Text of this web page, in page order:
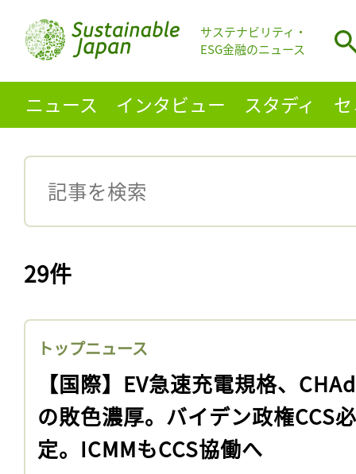
サステナビリティ・
ESG金融のニュース
ニュース インタビュー スタディ
29件
トップニュース
【国際】EV急速充電規格、
の敗色濃厚。バイデン政権CCS
定。ICMMもCCS協働へ